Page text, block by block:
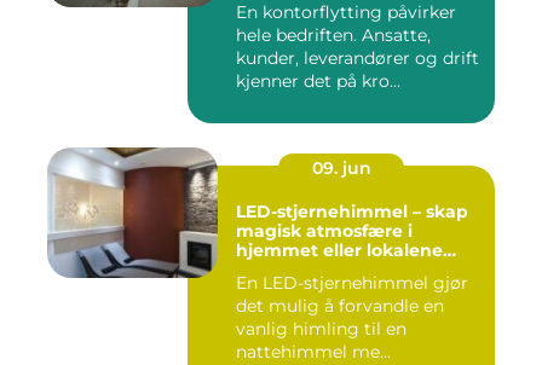
En kontorflytting påvirker
hele bedriften. Ansatte,
kunder, leverandører og drift
kjenner det på kro...
09. jun
LED-stjernehimmel – skap
magisk atmosfære i
hjemmet eller lokalene
En LED-stjernehimmel gjør
det mulig å forvandle en
vanlig himling til en
nattehimmel me...